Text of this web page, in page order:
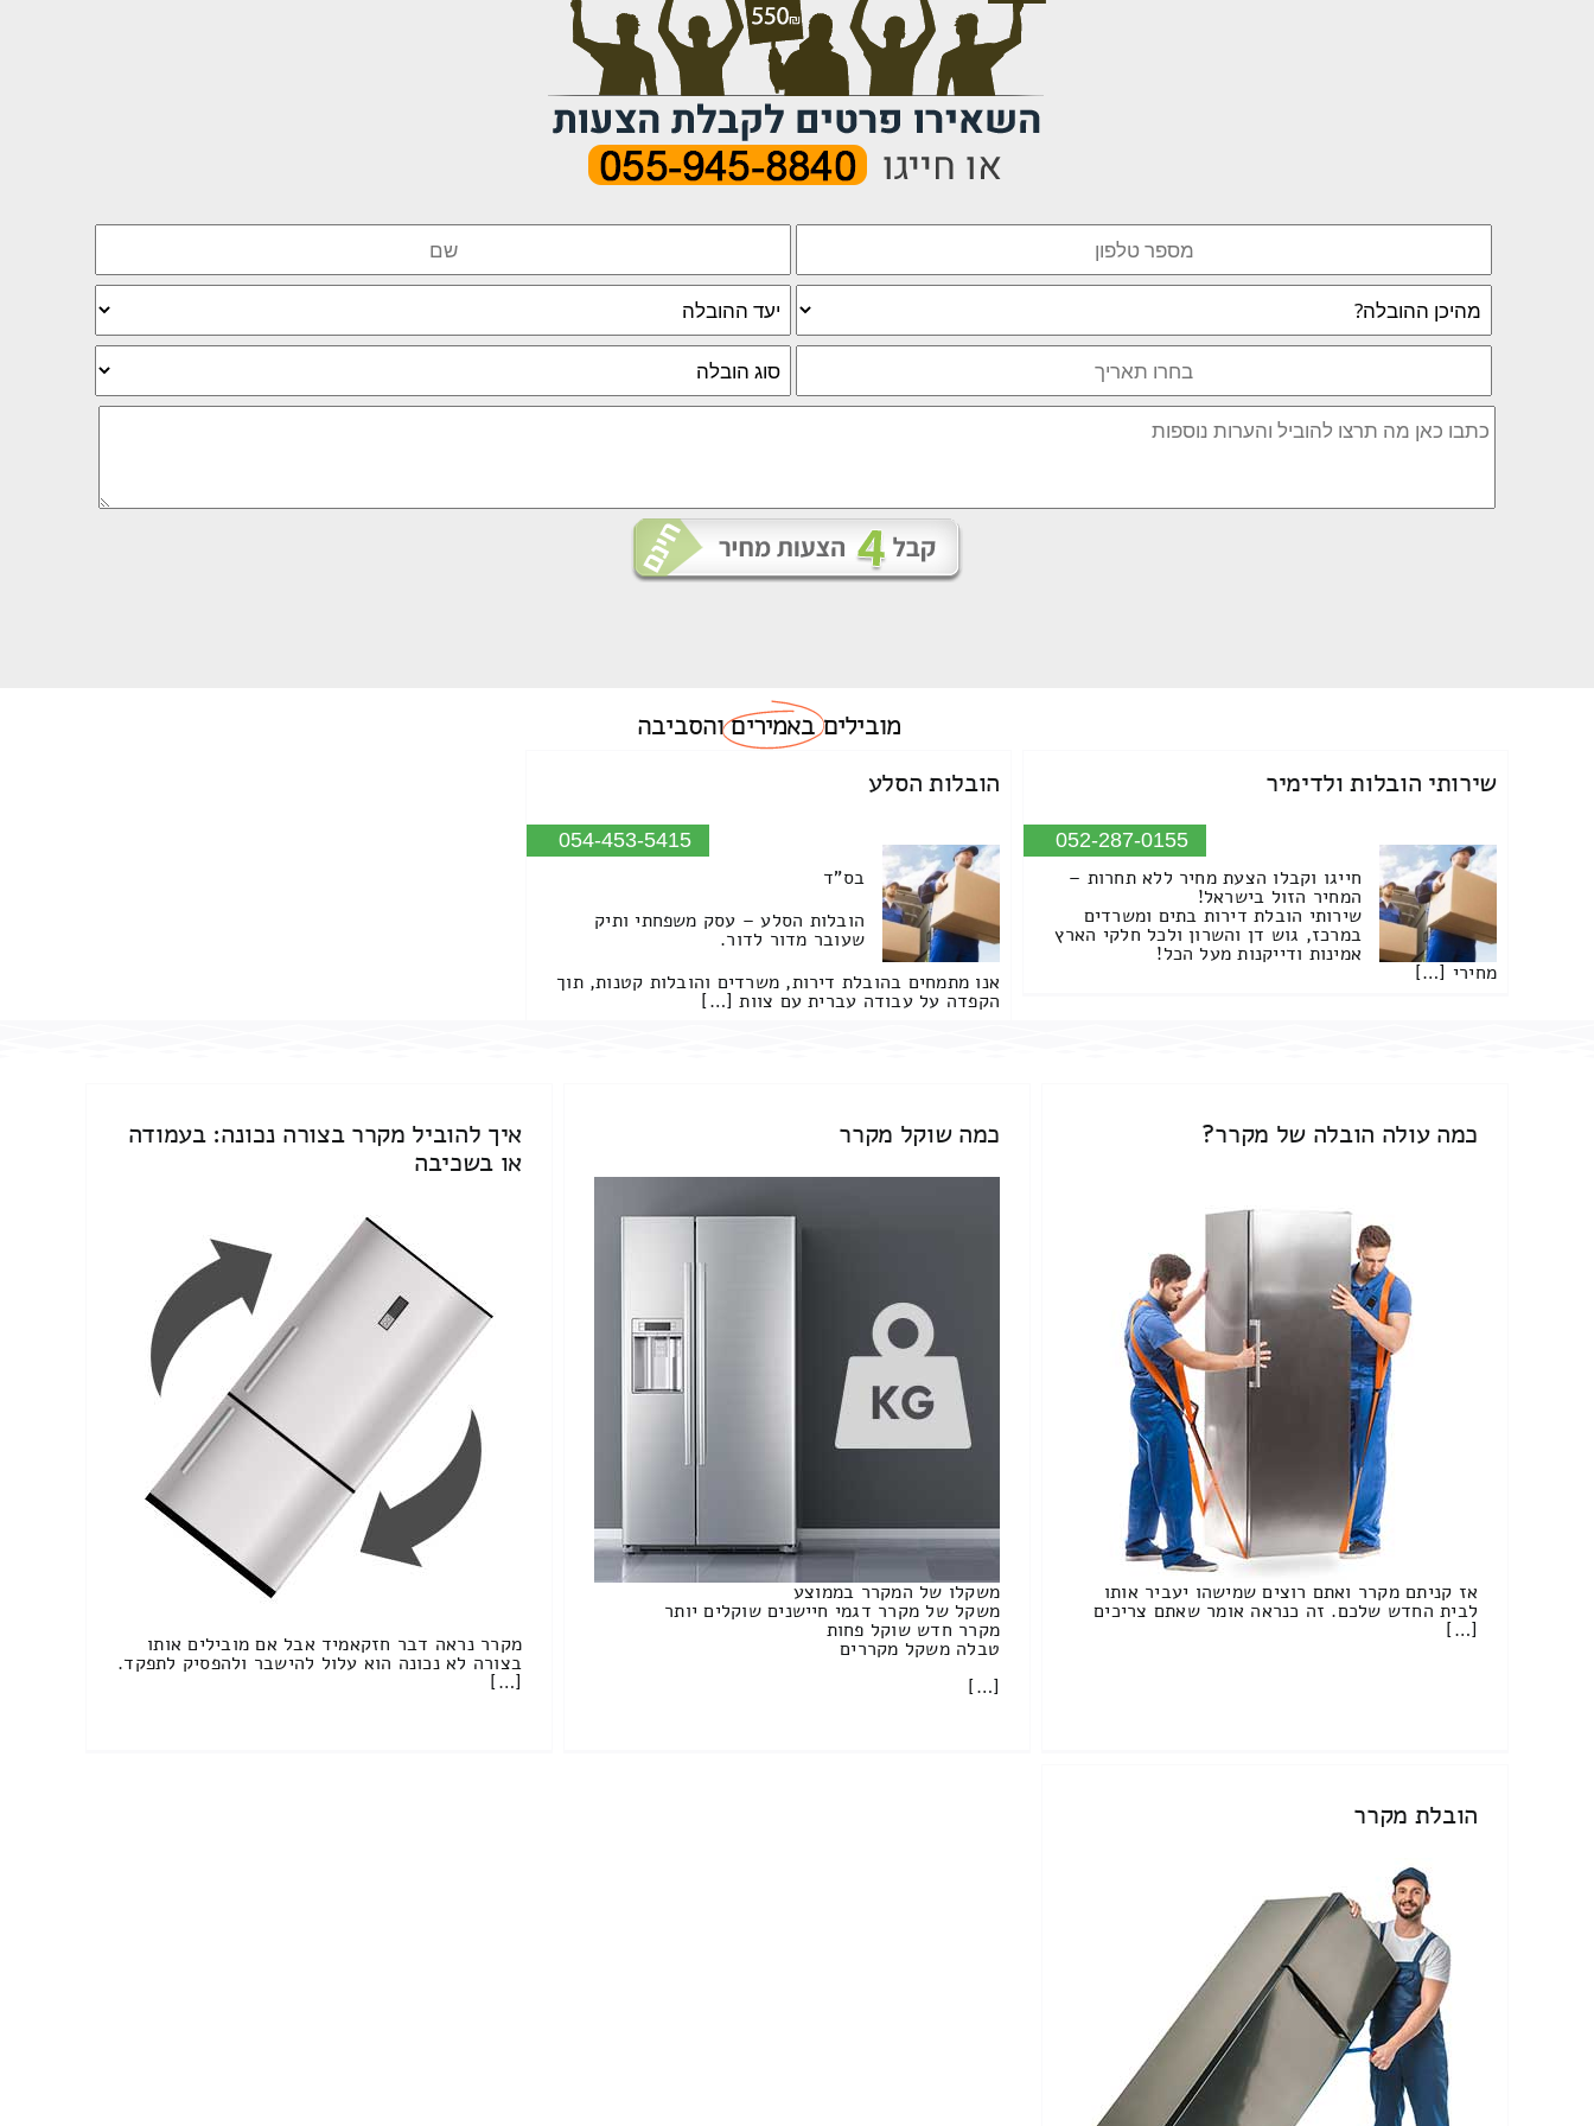
מוביליםבאמיריםוהסביבה
שירותי הובלות ולדימיר
052-287-0155
חייגו וקבלו הצעת מחיר ללא תחרות –
המחיר הזול בישראל!
שירותי הובלת דירות בתים ומשרדים
במרכז, גוש דן והשרון ולכל חלקי הארץ
אמינות ודייקנות מעל הכל!
מחירי […]
הובלות הסלע
054-453-5415
בס"ד
הובלות הסלע – עסק משפחתי ותיק
שעובר מדור לדור.
אנו מתמחים בהובלת דירות, משרדים והובלות קטנות, תוך
הקפדה על עבודה עברית עם צוות […]
כמה עולה הובלה של מקרר?
אז קניתם מקרר ואתם רוצים שמישהו יעביר אותו
לבית החדש שלכם. זה כנראה אומר שאתם צריכים
[…]
כמה שוקל מקרר
משקלו של המקרר בממוצע
משקל של מקרר דגמי חיישנים שוקלים יותר
מקרר חדש שוקל פחות
טבלה משקל מקררים
[…]
איך להוביל מקרר בצורה נכונה: בעמודה
או בשכיבה
מקרר נראה דבר חזקאמיד אבל אם מובילים אותו
בצורה לא נכונה הוא עלול להישבר ולהפסיק לתפקד.
[…]
הובלת מקרר